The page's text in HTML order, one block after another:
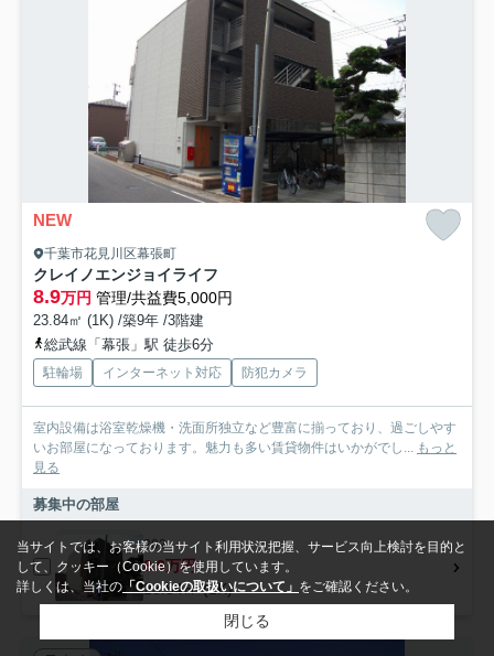
NEW
千葉市花見川区幕張町
クレイノエンジョイライフ
8.9万円 管理/共益費5,000円
23.84㎡ (1K) /築9年 /3階建
総武線「幕張」駅 徒歩6分
駐輪場 インターネット対応 防犯カメラ
室内設備は浴室乾燥機・洗面所独立など豊富に揃っており、過ごしやす
いお部屋になっております。魅力も多い賃貸物件はいかがでし...
もっと
見る
募集中の部屋
202
8.9万円
23.84㎡ (1K)
当サイトでは、お客様の当サイト利用状況把握、サービス向上検討を目的と
して、クッキー（Cookie）を使用しています。
詳しくは、当社の 「Cookieの取扱いについて」 をご確認ください。
閉じる